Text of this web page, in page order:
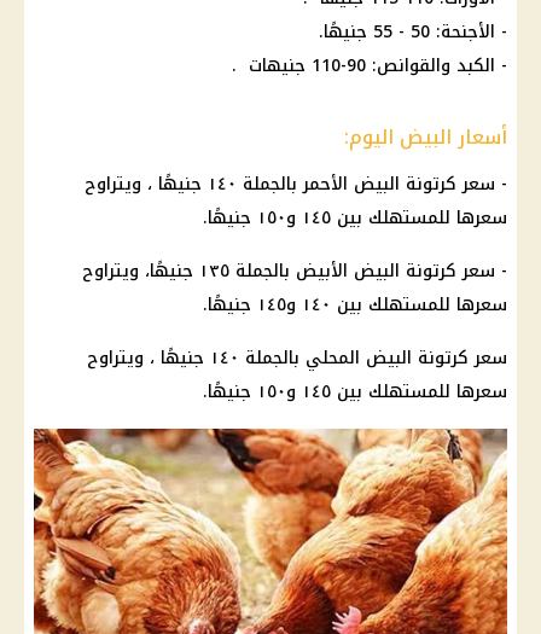
- الأجنحة: 50 - 55 جنيهًا.
- الكبد والقوانص: 90-110 جنيهات .
أسعار البيض اليوم:
- سعر كرتونة البيض الأحمر بالجملة ١٤٠ جنيهًا ، ويتراوح
سعرها للمستهلك بين ١٤٥ و١٥٠ جنيهًا.
- سعر كرتونة البيض الأبيض بالجملة ١٣٥ جنيهًا، ويتراوح
سعرها للمستهلك بين ١٤٠ و١٤٥ جنيهًا.
سعر كرتونة البيض المحلي بالجملة ١٤٠ جنيهًا ، ويتراوح
سعرها للمستهلك بين ١٤٥ و١٥٠ جنيهًا.